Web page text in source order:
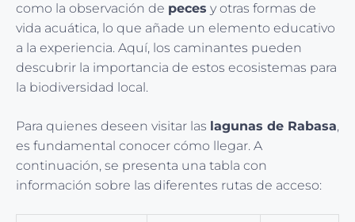
como la observación de peces y otras formas de
vida acuática, lo que añade un elemento educativo
a la experiencia. Aquí, los caminantes pueden
descubrir la importancia de estos ecosistemas para
la biodiversidad local.
Para quienes deseen visitar las lagunas de Rabasa,
es fundamental conocer cómo llegar. A
continuación, se presenta una tabla con
información sobre las diferentes rutas de acceso: